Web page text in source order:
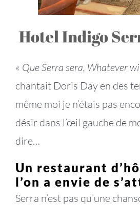
Hotel Indigo
« Que Serra sera, Whatever
chantait Doris Day en des
même moi je n’étais pas
désir dans l’œil gauche de
dire…
Un restaurant
l’on a envie de
Serra n’est pas qu’une